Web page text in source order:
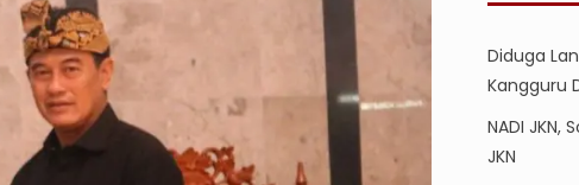
Diduga
Kangguru
NADI JKN,
JKN